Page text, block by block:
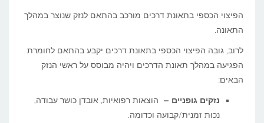
הפיצוי הכספי בתאונת דרכים מורכב בהתאם לנזק שנוצר במהלך
התאונה.
לרוב, גובה הפיצוי הכספי בתאונת דרכים יקבע בהתאם לחומרת
הפגיעה במהלך תאונת הדרכים ויהיה מבוסס על ראשי הנזק
הבאים:
נזקים גופניים –
הוצאות רפואיות, אובדן כושר עבודה,
נכות זמנית/קבועה וכדומה.